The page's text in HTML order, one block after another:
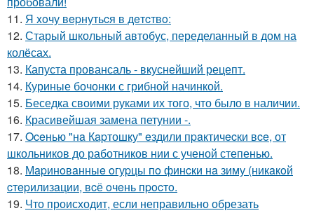
11. Я xoчу вepнутьcя в дeтcтвo:
12. Старый школьный автобус, переделанный в дом на
колёсах.
13. Капуста провансаль - вкуснейший рецепт.
14. Куриные бочонки с грибной начинкой.
15. Беседка своими руками их того, что было в наличии.
16. Красивейшая замена петунии -.
17. Oceнью "нa Кapтошку" eздили пpaктичecки вce, от
школьников до работников нии с ученой степенью.
18. Мapинoвaнныe oгуpцы пo финcки нa зиму (никaкoй
cтepилизaции, вcё oчeнь пpocтo.
19. Что происходит, если неправильно обрезать